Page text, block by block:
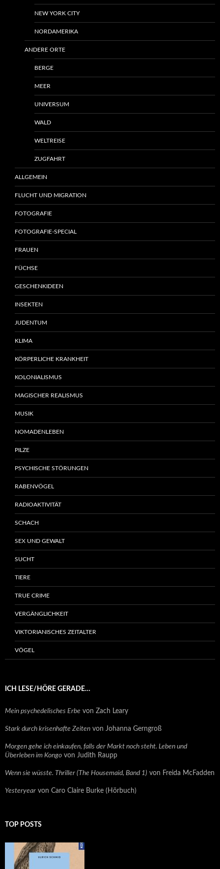
NEW YORK CITY
NORDAMERIKA
ANDERE ORTE
BERGE
MEER
UNIVERSUM
WALD
WELTREISE
ZUGFAHRT
ALLGEMEIN
FLUCHT UND MIGRATION
FOTOGRAFIE
FOTOGRAFIE-SPECIAL
FRAUEN
FÜCHSE
GESCHENKIDEEN
INSEKTEN
JUDENTUM
KLIMA
KÖRPERLICHE KRANKHEIT
KOLONIALISMUS
MAGISCHER REALISMUS
MUSIK
NOMADENLEBEN
PILZE
PSYCHISCHE STÖRUNGEN
RABENVÖGEL
RADIOAKTIVITÄT
SCHACH
SEX UND GEWALT
SUCHT
TIERE
TRUE CRIME
VERGÄNGLICHKEIT
VIKTORIANISCHES ZEITALTER
VÖGEL
ICH LESE/HÖRE GERADE…
Mein psychedelisches Erbe von Zach Leary
Stark durch krisenhafte Zeiten von Johanna Gerngroß
Morgen gehe ich einkaufen, falls der Markt noch steht. Leben und
Überleben im Kongo von Judith Raupp
Wenn sie wüsste. Thriller (The Housemaid, Band 1) von Freida McFadden
Yesteryear von Caro Claire Burke (Hörbuch)
TOP POSTS